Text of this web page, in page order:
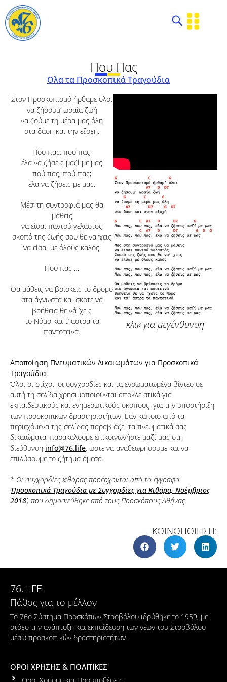
Που Πας
Ολα τα Προσκοπικά Τραγούδια
Στον Προσκοπισμό ήρθαμε όλοι
να ζήσουμ’ ωραία ζωή
να ζούμε τη μέρα μας όλη
στα δάση και την εξοχή.
Πού πας; πού πας;
έλα να ζήσεις μαζί με μας
πού πας; πού πας;
έλα να ζήσεις με μας.
Μέσ’ τη συντροφιά μας θα
μάθεις
να είσαι παντού γελαστός
σκοπό της ζωής σου θε να ‘χεις
να είσαι με όλους καλός.
Πού πας …
Θα μάθεις να βρίσκεις το δρόμο
στα άγνωστα και σκοτεινά
βοήθεια θε νά ‘χεις
το Νόμο και τ’ άστρα τα
παντοτεινά.
κλικ για μεγένθυνση
Αποποίηση Πνευματικών Δικαιωμάτων για Προσκοπικά
Τραγούδια
Όλοι οι στίχοι, οι συγχορδίες και τα ενσωματωμένα βίντεο σε
αυτή τη σελίδα χρησιμοποιούνται αποκλειστικά για
εκπαιδευτικούς και ενημερωτικούς σκοπούς, για την υποστήριξη
των προσκοπικών δραστηριοτήτων. Εάν κάποιο από τα
περιεχόμενα της σελίδας παραβιάζει τα πνευματικά σας
δικαιώματα, παρακαλούμε επικοινωνήστε μαζί μας στη
διεύθυνση info@76.life, ώστε να αναθεωρήσουμε και να
επιλύσουμε το ζήτημα άμεσα.
* Οι συγχορδίες κιθάρας προέρχονται από το έγγραφο
‘Προσκοπικά Τραγούδια με Συγχορδίες για Κιθάρα, Νοέμβριος
2018’, που δημοσιεύθηκε από τους Προσκόπους Αθήνας.
ΚΟΙΝΟΠΟΙΗΣΗ:
76.LIFE
Πάθος για το μέλλον
Το 76ο Σύστημα Προσκόπων Στροβόλου ιδρύθηκε το 1959, με
στόχο την ανάπτυξη και εκπαίδευση των νέων του Στροβόλου
μέσω προσκοπικών δραστηριοτήτων.
ΟΡΟΙ ΧΡΗΣΗΣ & ΠΟΛΙΤΙΚΕΣ